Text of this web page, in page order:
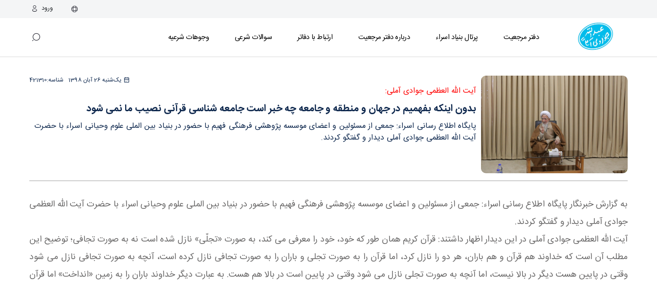
ورود
دفتر مرجعیت پرتال بنیاد اسراء درباره دفتر مرجعیت ارتباط با دفاتر سوالات شرعی وجوهات شرعیه
یک‌شنبه 26 آبان 1398 421310شناسه:
آیت الله العظمی جوادی آملی:
بدون اینکه بفهمیم در جهان و منطقه و جامعه چه خبر است جامعه شناسی قرآنی نصیب ما نمی شود
پایگاه اطلاع رسانی اسراء: جمعی از مسئولین و اعضای موسسه پژوهشی فرهنگی فهیم با حضور در بنیاد بین الملی علوم وحیانی اسراء با حضرت
آیت الله العظمی جوادی آملی دیدار و گفتگو کردند.
به گزارش خبرنگار پایگاه اطلاع رسانی اسراء: جمعی از مسئولین و اعضای موسسه پژوهشی فرهنگی فهیم با حضور در بنیاد بین الملی علوم وحیانی اسراء با حضرت آیت الله العظمی
جوادی آملی دیدار و گفتگو کردند.
آیت الله العظمی جوادی آملی در این دیدار اظهار داشتند: قرآن کریم همان طور که خود، خود را معرفی می کند، به صورت «تجلّی» نازل شده است نه به صورت تجافی؛ توضیح این
مطلب آن است که خداوند هم قرآن و هم باران، هر دو را نازل کرد، اما قرآن را به صورت تجلی و باران را به صورت تجافی نازل کرده است، آنچه به صورت تجافی نازل می شود
وقتی در پایین هست دیگر در بالا نیست، اما آنچه به صورت تجلی نازل می شود وقتی در پایین است در بالا هم هست. به عبارت دیگر خداوند باران را به زمین «انداخت» اما قرآن